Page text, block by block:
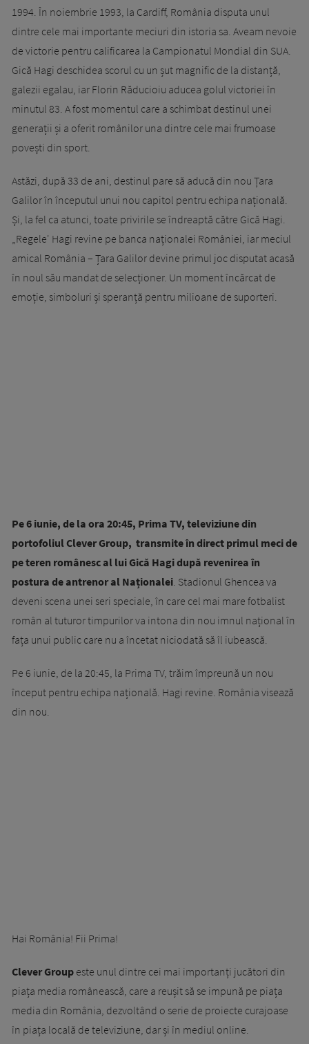
1994. În noiembrie 1993, la Cardiff, România disputa unul
dintre cele mai importante meciuri din istoria sa. Aveam nevoie
de victorie pentru calificarea la Campionatul Mondial din SUA.
Gică Hagi deschidea scorul cu un șut magnific de la distanță,
galezii egalau, iar Florin Răducioiu aducea golul victoriei în
minutul 83. A fost momentul care a schimbat destinul unei
generații și a oferit românilor una dintre cele mai frumoase
povești din sport.
Astăzi, după 33 de ani, destinul pare să aducă din nou Țara
Galilor în începutul unui nou capitol pentru echipa națională.
Și, la fel ca atunci, toate privirile se îndreaptă către Gică Hagi.
„Regele' Hagi revine pe banca naționalei României, iar meciul
amical România – Țara Galilor devine primul joc disputat acasă
în noul său mandat de selecționer. Un moment încărcat de
emoție, simboluri și speranță pentru milioane de suporteri.
Pe 6 iunie, de la ora 20:45, Prima TV, televiziune din
portofoliul Clever Group, transmite în direct primul meci de
pe teren românesc al lui Gică Hagi după revenirea în
postura de antrenor al Naționalei . Stadionul Ghencea va
deveni scena unei seri speciale, în care cel mai mare fotbalist
român al tuturor timpurilor va intona din nou imnul național în
fața unui public care nu a încetat niciodată să îl iubească.
Pe 6 iunie, de la 20:45, la Prima TV, trăim împreună un nou
început pentru echipa națională. Hagi revine. România visează
din nou.
Hai România! Fii Prima!
Clever Group este unul dintre cei mai importanți jucători din
piața media românească, care a reușit să se impună pe piața
media din România, dezvoltând o serie de proiecte curajoase
în piața locală de televiziune, dar și în mediul online.